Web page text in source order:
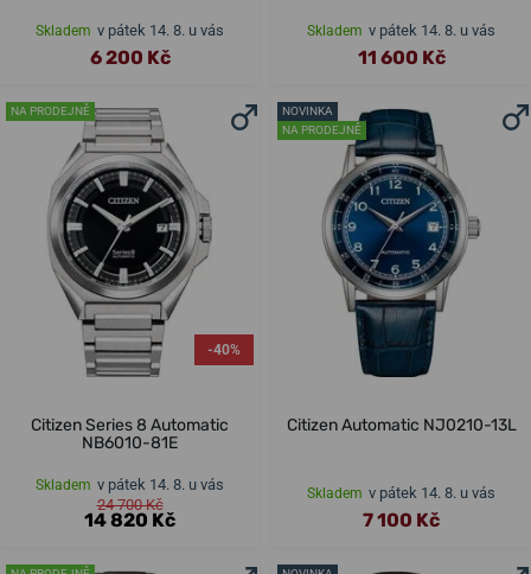
Skladem v pátek 14. 8. u vás
6 200 Kč
Skladem v pátek 14. 8. u vás
11 600 Kč
NA PRODEJNĚ
-40%
Citizen Series 8 Automatic
NB6010-81E
Skladem v pátek 14. 8. u vás
24 700 Kč
14 820 Kč
NOVINKA
NA PRODEJNĚ
Citizen Automatic NJ0210-13L
Skladem v pátek 14. 8. u vás
7 100 Kč